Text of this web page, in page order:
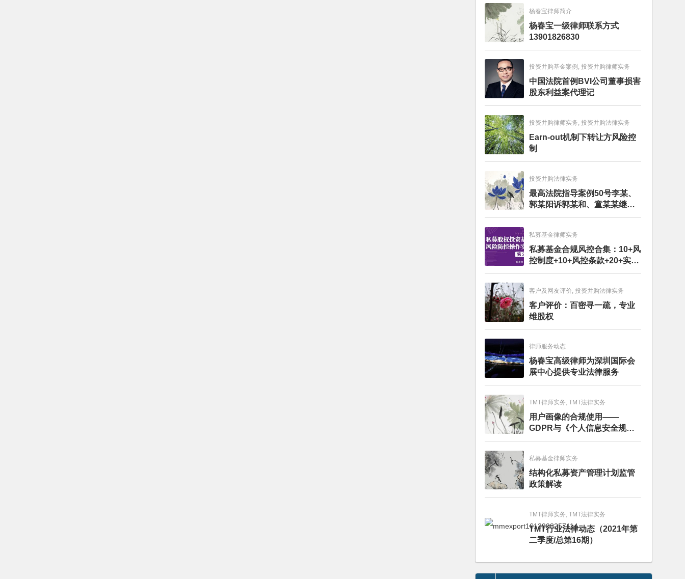
杨春宝律师简介
杨春宝一级律师联系方式
13901826830
投资并购基金案例, 投资并购律师实务
中国法院首例BVI公司董事损害
股东利益案代理记
投资并购律师实务, 投资并购法律实务
Earn-out机制下转让方风险控
制
投资并购法律实务
最高法院指导案例50号李某、
郭某阳诉郭某和、童某某继承
纠纷案
私募基金律师实务
私募基金合规风控合集：10+风
控制度+10+风控条款+20+实务
文章+每月动态
客户及网友评价, 投资并购法律实务
客户评价：百密寻一疏，专业
维股权
律师服务动态
杨春宝高级律师为深圳国际会
展中心提供专业法律服务
TMT律师实务, TMT法律实务
用户画像的合规使用——
GDPR与《个人信息安全规
范》的比较分析
私募基金律师实务
结构化私募资产管理计划监管
政策解读
TMT律师实务, TMT法律实务
TMT行业法律动态（2021年第
二季度/总第16期）